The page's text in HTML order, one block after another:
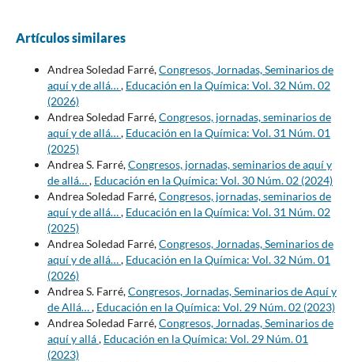
Artículos similares
Andrea Soledad Farré,Congresos, Jornadas, Seminarios de
aquí y de allá…, Educación en la Química: Vol. 32 Núm. 02
(2026)
Andrea Soledad Farré,Congresos, jornadas, seminarios de
aquí y de allá…, Educación en la Química: Vol. 31 Núm. 01
(2025)
Andrea S. Farré,Congresos, jornadas, seminarios de aquí y
de allá…, Educación en la Química: Vol. 30 Núm. 02 (2024)
Andrea Soledad Farré,Congresos, jornadas, seminarios de
aquí y de allá…, Educación en la Química: Vol. 31 Núm. 02
(2025)
Andrea Soledad Farré,Congresos, Jornadas, Seminarios de
aquí y de allá…, Educación en la Química: Vol. 32 Núm. 01
(2026)
Andrea S. Farré,Congresos, Jornadas, Seminarios de Aquí y
de Allá…, Educación en la Química: Vol. 29 Núm. 02 (2023)
Andrea Soledad Farré,Congresos, Jornadas, Seminarios de
aquí y allá, Educación en la Química: Vol. 29 Núm. 01
(2023)